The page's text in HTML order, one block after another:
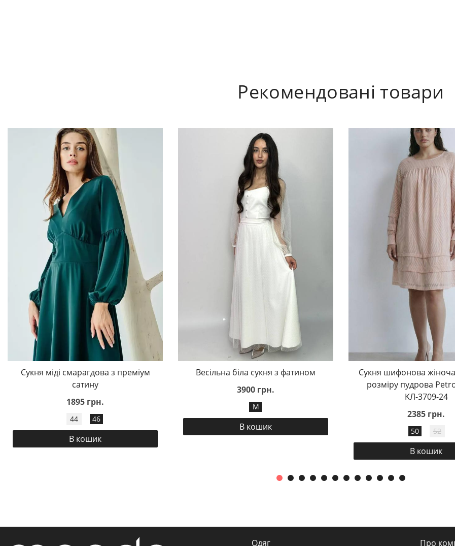
Рекомендовані товари
Сукня міді смарагдова з преміум
сатину
1895 грн.
44 46
В кошик
Весільна біла сукня з фатином
3900 грн.
M
В кошик
Сукня шифонова
розміру пудрова
KЛ-3709-24
2385 грн.
50 52
В кошик
Одяг Про